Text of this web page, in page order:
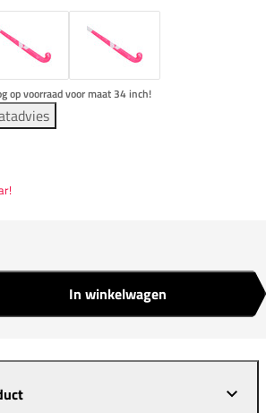
op voorraad voor maat 34 inch!
In winkelwagen